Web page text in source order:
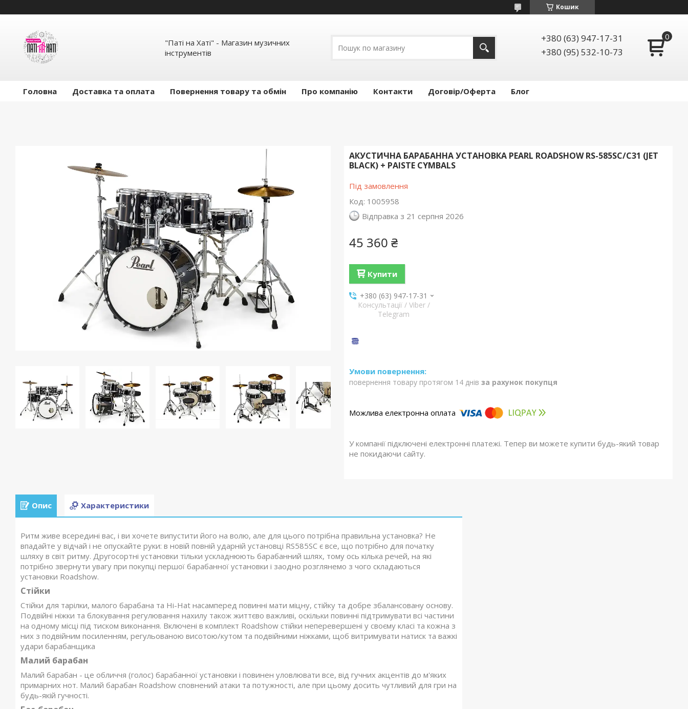
Кошик
"Паті на Хаті" - Магазин музичних
інструментів
+380 (63) 947-17-31
+380 (95) 532-10-73
Головна Доставка та оплата Повернення товару та обмін Про компанію Контакти Договір/Оферта Блог
АКУСТИЧНА БАРАБАННА УСТАНОВКА PEARL ROADSHOW RS-585SC/C31 (JET
BLACK) + PAISTE CYMBALS
Під замовлення
Код: 1005958
Відправка з 21 серпня 2026
45 360 ₴
Купити
+380 (63) 947-17-31
Консультації / Viber /
Telegram
повернення товару протягом 14 днів за рахунок покупця
У компанії підключені електронні платежі. Тепер ви можете купити будь-який товар
не покидаючи сайту.
Опис Характеристики
Ритм живе всередині вас, і ви хочете випустити його на волю, але для цього потрібна правильна установка? Не
впадайте у відчай і не опускайте руки: в новій повній ударній установці RS585SC є все, що потрібно для початку
шляху в світ ритму. Другосортні установки тільки ускладнюють барабанний шлях, тому ось кілька речей, на які
потрібно звернути увагу при покупці першої барабанної установки і заодно розглянемо з чого складаються
установки Roadshow.
Стійки
Стійки для тарілки, малого барабана та Hi-Hat насамперед повинні мати міцну, стійку та добре збалансовану основу.
Подвійні ніжки та блокування регулювання нахилу також життєво важливі, оскільки повинні підтримувати всі частини
на одному місці під тиском виконання. Включені в комплект Roadshow стійки неперевершені у своєму класі та кожна з
них з подвійним посиленням, регульованою висотою/кутом та подвійними ніжками, щоб витримувати натиск та важкі
удари барабанщика
Малий барабан
Малий барабан - це обличчя (голос) барабанної установки і повинен уловлювати все, від гучних акцентів до м'яких
примарних нот. Малий барабан Roadshow сповнений атаки та потужності, але при цьому досить чутливий для гри на
будь-якій гучності.